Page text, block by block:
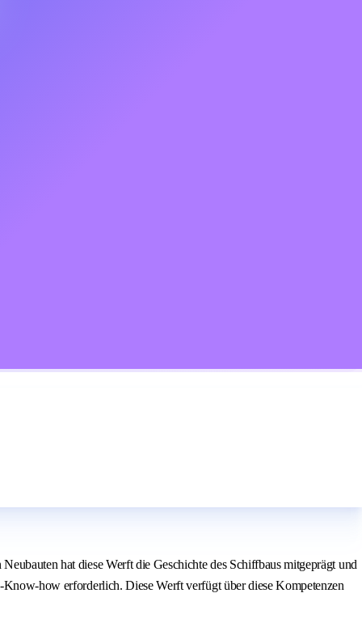
hat diese Werft die Geschichte des Schiffbaus mitgeprägt und
how erforderlich. Diese Werft verfügt über diese Kompetenzen